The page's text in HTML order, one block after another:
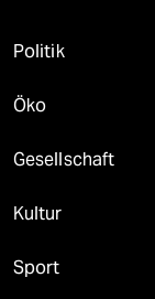
Politik
Öko
Gesellschaft
Kultur
Sport